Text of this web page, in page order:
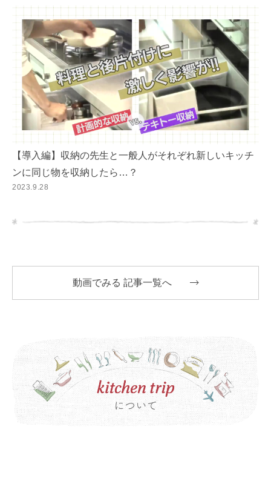
【導入編】収納の先生と一般人がそれぞれ新しいキッチ
ンに同じ物を収納したら…？
2023.9.28
動画でみる 記事一覧へ